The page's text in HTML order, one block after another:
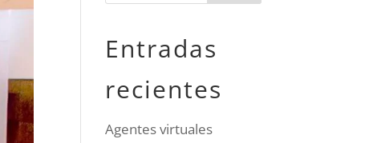
Entradas
recientes
Agentes virtuales